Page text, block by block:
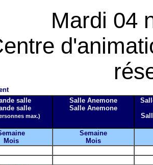
Mardi 04
salle
salle
max.)
Salle Anemone
Salle Anemone
Mois
Semaine
Mois